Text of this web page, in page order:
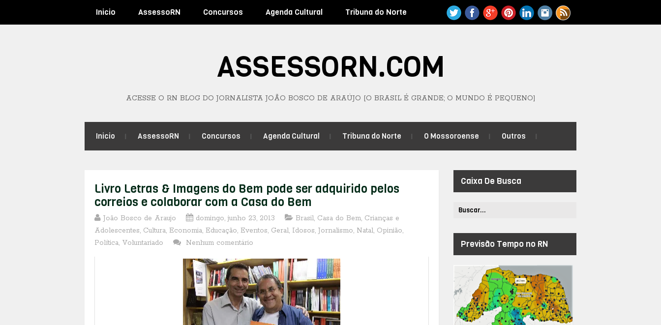
Inicio AssessoRN Concursos Agenda Cultural Tribuna do Norte
ASSESSORN.COM
ACESSE O RN BLOG DO JORNALISTA JOÃO BOSCO DE ARAÚJO [O BRASIL É GRANDE; O MUNDO É PEQUENO]
Inicio AssessoRN Concursos Agenda Cultural Tribuna do Norte O Mossoroense Outros
Livro Letras & Imagens do Bem pode ser adquirido pelos
correios e colaborar com a Casa do Bem
João Bosco de Araujo domingo, junho 23, 2013 Brasil, Casa do Bem, Crianças e
Adolescentes, Cultura, Economia, Educação, Eventos, Geral, Idosos, Jornalismo, Natal, Opinião,
Política, Voluntariado Nenhum comentário
Caixa De Busca
Previsão Tempo no RN